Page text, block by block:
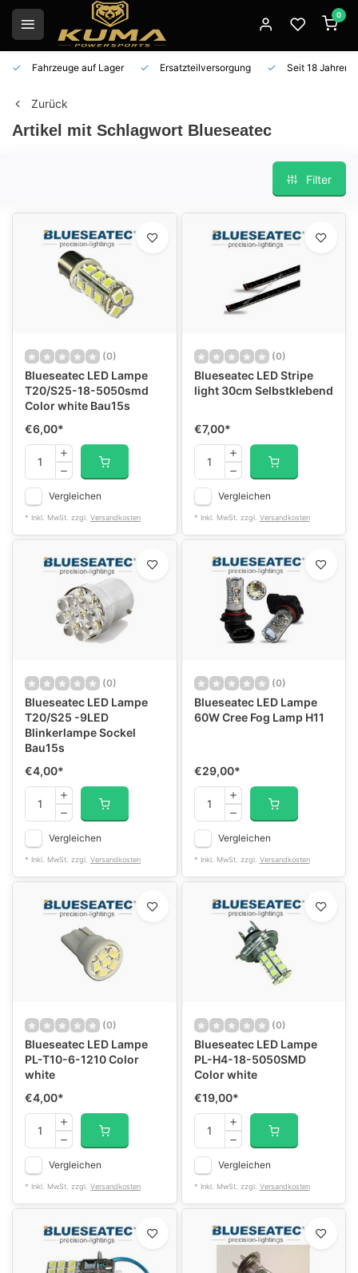
0
Fahrzeuge auf Lager Ersatzteilversorgung Seit 18 Jahren
Zurück
Artikel mit Schlagwort Blueseatec
Filter
(0)
Blueseatec LED Lampe
T20/S25-18-5050smd
Color white Bau15s
€6,00*
Vergleichen
* Inkl. MwSt. zzgl. Versandkosten
(0)
Blueseatec LED Stripe
light 30cm Selbstklebend
€7,00*
Vergleichen
* Inkl. MwSt. zzgl. Versandkosten
(0)
Blueseatec LED Lampe
T20/S25 -9LED
Blinkerlampe Sockel
Bau15s
€4,00*
Vergleichen
* Inkl. MwSt. zzgl. Versandkosten
(0)
Blueseatec LED Lampe
60W Cree Fog Lamp H11
€29,00*
Vergleichen
* Inkl. MwSt. zzgl. Versandkosten
(0)
Blueseatec LED Lampe
PL-T10-6-1210 Color
white
€4,00*
Vergleichen
* Inkl. MwSt. zzgl. Versandkosten
(0)
Blueseatec LED Lampe
PL-H4-18-5050SMD
Color white
€19,00*
Vergleichen
* Inkl. MwSt. zzgl. Versandkosten